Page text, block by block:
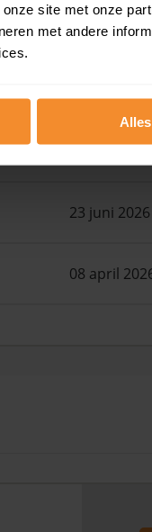
site met onze
met andere
29 juni 2026
25 juni 2026
23 juni 2026
08 april